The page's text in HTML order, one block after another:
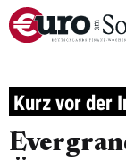
Kurz vor der